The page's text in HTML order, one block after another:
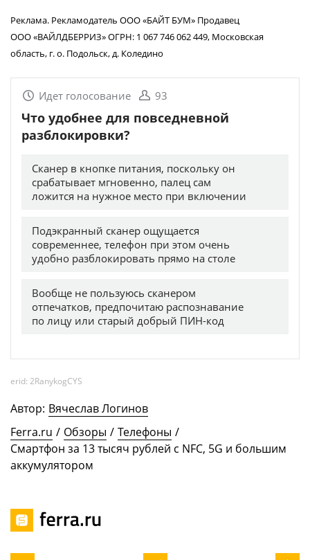
Реклама. Рекламодатель ООО «БАЙТ БУМ» Продавец
ООО «ВАЙЛДБЕРРИЗ» ОГРН: 1 067 746 062 449, Московская
область, г. о. Подольск, д. Коледино
erid: 2RanykogCYS
Автор: Вячеслав Логинов
Ferra.ru / Обзоры / Телефоны /
Смартфон за 13 тысяч рублей с NFC, 5G и большим
аккумулятором